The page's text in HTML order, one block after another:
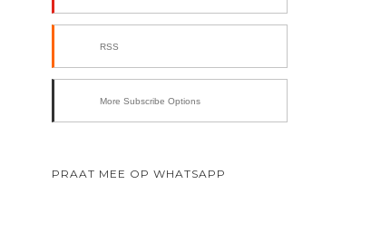
RSS
More Subscribe Options
PRAAT MEE OP WHATSAPP